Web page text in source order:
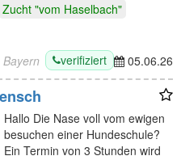
Zucht "vom Haselbach"
Bayern verifiziert 05.06.26
Hallo Die Nase voll vom ewigen
besuchen einer Hundeschule?
Ein Termin von 3 Stunden wird